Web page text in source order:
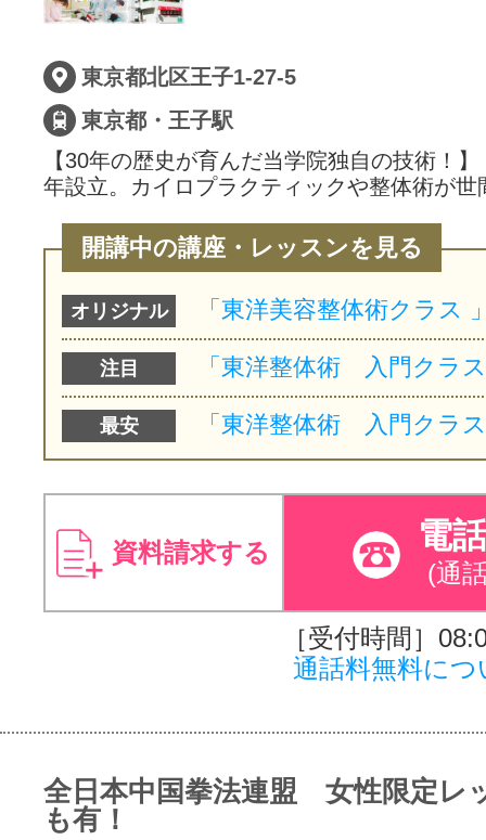
東京都北区王子1-27-5
東京都・王子駅
【30年の歴史が育んだ当学院独自の技術！
年設立。カイロプラクティックや整体術が
開講中の講座・レッスンを見る
オリジナル
注目
最安
資料請求する 電
(通
［受付時間］
通話料無料につ
全日本中国拳法連盟 女性限定レ
も有！